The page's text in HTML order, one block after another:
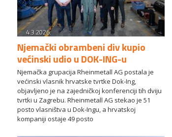
4.3.2026.
Njemački obrambeni div kupio
većinski udio u DOK-ING-u
Njemačka grupacija Rheinmetall AG postala je
većinski vlasnik hrvatske tvrtke Dok-Ing,
objavljeno je na zajedničkoj konferenciji tih dviju
tvrtki u Zagrebu. Rheinmetall AG stekao je 51
posto vlasništva u Dok-Ingu, a hrvatskoj
kompaniji ostaje 49 posto